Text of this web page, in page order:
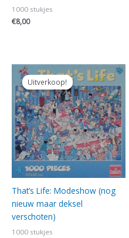
1000 stukjes
€8,00
Uitverkoop!
Uitverkoop!
That’s Life: Modeshow (nog
nieuw maar deksel
verschoten)
1000 stukjes
Oorspronkelijke
prijs
was:
€5,00.
Huidige
prijs
is:
€4,00.